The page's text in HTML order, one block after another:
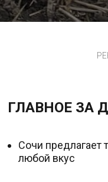
ГЛАВНОЕ ЗА
Сочи предлагает
любой вкус